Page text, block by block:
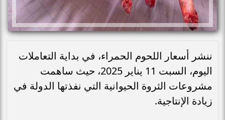
ننشر أسعار اللحوم الحمراء، في بداية التعاملات
اليوم، السبت 11 يناير 2025، حيث ساهمت
مشروعات الثروة الحيوانية التي نفذتها الدولة في
زيادة الإنتاجية.